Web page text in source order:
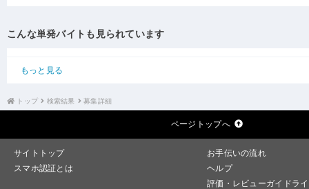
こんな単発バイトも見られています
もっと見る
トップ 検索結果 募集詳細
ページトップへ
サイトトップ
お手伝いの流れ
スマホ認証とは
ヘルプ
評価・レビューガイドラ